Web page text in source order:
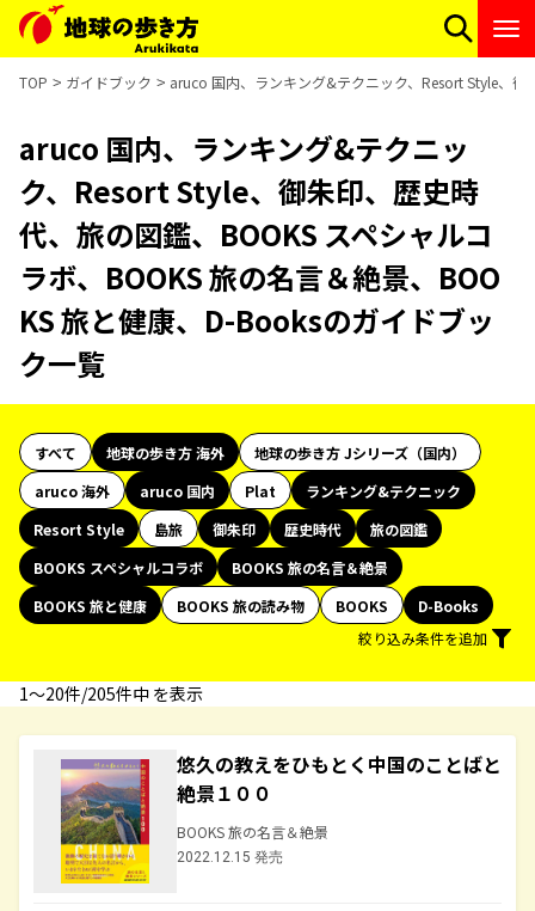
TOP ガイドブック aruco 国内、ランキング&テクニック、Resort Style、
aruco 国内、ランキング&テクニッ
ク、Resort Style、御朱印、歴史時
代、旅の図鑑、BOOKS スペシャルコ
ラボ、BOOKS 旅の名言＆絶景、BOO
KS 旅と健康、D-Booksのガイドブッ
ク一覧
すべて 地球の歩き方 海外
地球の歩き方 Jシリーズ（国内）
aruco 海外
aruco 国内 Plat
ランキング&テクニック
Resort Style
島旅 御朱印 歴史時代
旅の図鑑
BOOKS スペシャルコラボ
BOOKS 旅の名言＆絶景
BOOKS 旅と健康
BOOKS 旅の読み物 BOOKS
D-Books
絞り込み条件を追加
1〜20件/205件中 を表示
悠久の教えをひもとく中国のことばと
絶景１００
BOOKS 旅の名言＆絶景
2022.12.15 発売